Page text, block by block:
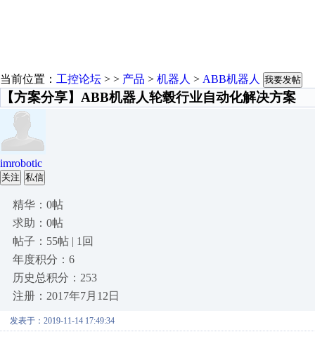
当前位置： 工控论坛 > > 产品 > 机器人 > ABB机器人 我要发帖
【方案分享】ABB机器人轮毂行业自动化解决方案
imrobotic
关注 私信
精华：0帖
求助：0帖
帖子：55帖 | 1回
年度积分：6
历史总积分：253
注册：2017年7月12日
发表于：2019-11-14 17:49:34